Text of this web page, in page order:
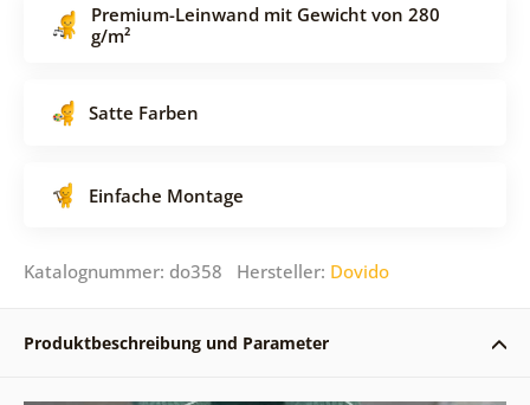
Premium-Leinwand mit Gewicht von 280
g/m²
Satte Farben
Einfache Montage
Katalognummer: do358 Hersteller: Dovido
Produktbeschreibung und Parameter